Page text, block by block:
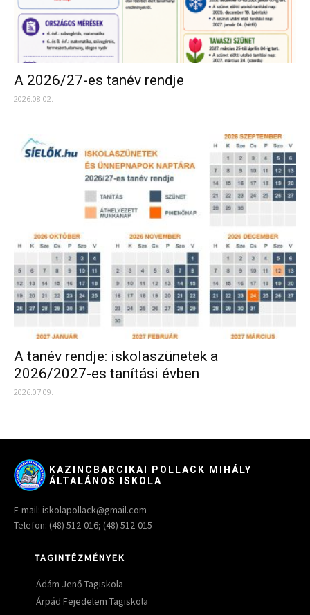
A 2026/27-es tanév rendje
2026.08.02.
A tanév rendje: iskolaszünetek a
2026/2027-es tanítási évben
2026.07.09.
KAZINCBARCIKAI POLLACK MIHÁLY
ÁLTALÁNOS ISKOLA
E-mail: iskolapollack@gmail.com
Telefon: (48) 512-016; (48) 512-015
TAGINTÉZMÉNYEK
Ádám Jenő Tagiskola
Árpád Fejedelem Tagiskola